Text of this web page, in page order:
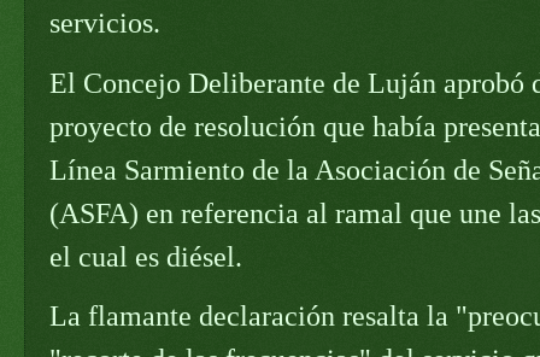
servicios.
El Concejo Deliberante de Luján aprobó
proyecto de resolución que había
Línea Sarmiento de la Asociación de
(ASFA) en referencia al ramal que une
el cual es diésel.
La flamante declaración resalta la